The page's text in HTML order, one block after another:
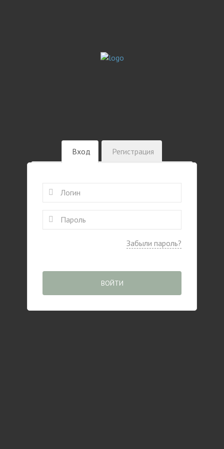
Вход Регистрация
Забыли пароль?
ВОЙТИ